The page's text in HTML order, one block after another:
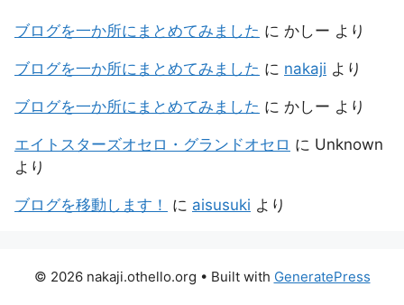
ブログを一か所にまとめてみました に かしー より
ブログを一か所にまとめてみました に nakaji より
ブログを一か所にまとめてみました に かしー より
エイトスターズオセロ・グランドオセロ に Unknown
より
ブログを移動します！ に aisusuki より
© 2026 nakaji.othello.org • Built with GeneratePress